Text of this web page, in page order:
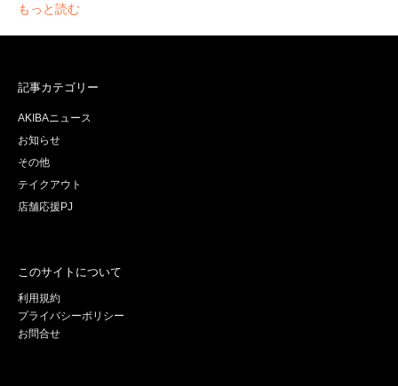
もっと読む
記事カテゴリー
AKIBAニュース
お知らせ
その他
テイクアウト
店舗応援PJ
このサイトについて
利用規約
プライバシーポリシー
お問合せ